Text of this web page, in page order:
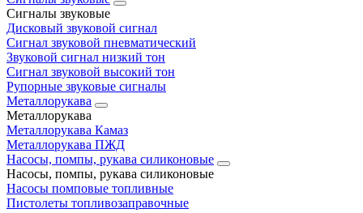
Сигналы звуковые
Дисковый звуковой сигнал
Сигнал звуковой пневматический
Звуковой сигнал низкий тон
Сигнал звуковой высокий тон
Рупорные звуковые сигналы
Металлорукава
Металлорукава
Металлорукава Камаз
Металлорукава ПЖД
Насосы, помпы, рукава силиконовые
Насосы, помпы, рукава силиконовые
Насосы помповые топливные
Пистолеты топливозаправочные